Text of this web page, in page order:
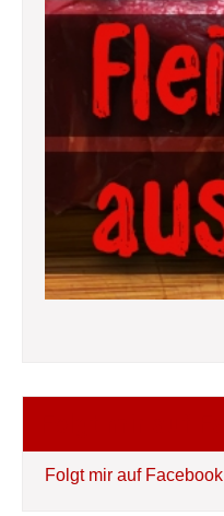
Folgt mir auf Facebook